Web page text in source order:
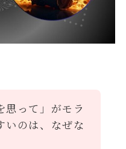
思って」がモラ
いのは、なぜな